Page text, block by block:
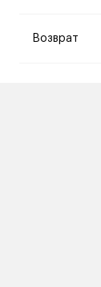
Возврат